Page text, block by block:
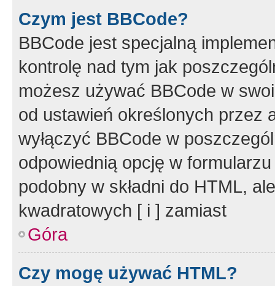
Czym jest BBCode?
BBCode jest specjalną
kontrolę nad tym jak
możesz używać BBCode w
od ustawień określonych przez
wyłączyć BBCode w
odpowiednią opcję w
podobny w składni do HTML,
kwadratowych [ i ] zamiast
Góra
Czy mogę używać HTML?